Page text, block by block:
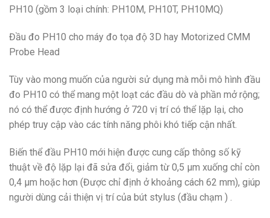
PH10 (gồm 3 loại chính: PH10M, PH10T, PH10MQ)
Đầu đo PH10 cho máy đo tọa độ 3D hay Motorized CMM
Probe Head
Tùy vào mong muốn của người sử dụng mà mỗi mô hình đầu
đo PH10 có thể mang một loạt các đầu dò và phần mở rộng;
nó có thể được định hướng ở 720 vị trí có thể lặp lại, cho
phép truy cập vào các tính năng phôi khó tiếp cận nhất.
Biến thể đầu PH10 mới hiện được cung cấp thông số kỹ
thuật về độ lặp lại đã sửa đổi, giảm từ 0,5 µm xuống chỉ còn
0,4 µm hoặc hơn (Được chỉ định ở khoảng cách 62 mm), giúp
người dùng cải thiện vị trí của bút stylus (đầu chạm ) .